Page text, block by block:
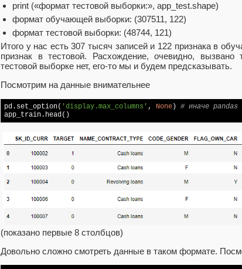
print («формат тестовой выборки:», app_test.shape)
формат обучающей выборки: (307511, 122)
формат тестовой выборки: (48744, 121)
Итого у нас есть 307 тысяч записей и 122 признака в
признак в тестовой. Расхождение, очевидно,
тестовой выборке нет, его-то мы и будем предсказывать.
Посмотрим на данные внимательнее
pd.set_option( 'display.max_columns' , None) # иначе pandas
app_train.head()
(показано первые 8 столбцов)
Довольно сложно смотреть данные в таком формате.